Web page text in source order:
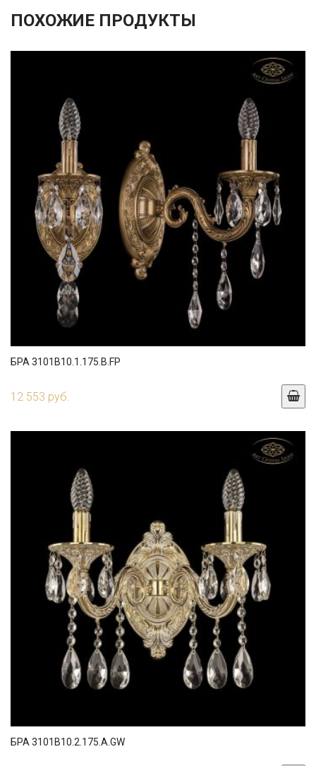
ПОХОЖИЕ ПРОДУКТЫ
БРА 3101B10.1.175.B.FP
12 553 руб.
БРА 3101B10.2.175.A.GW